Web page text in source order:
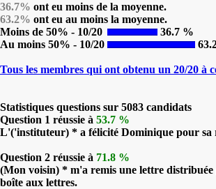
36.7% ont eu moins de la moyenne.
63.2% ont eu au moins la moyenne.
Moins de 50% - 10/20
36.7 %
Au moins 50% - 10/20
Tous les membres qui ont obtenu un 20/20 à
Statistiques questions sur 5083 candidats
Question 1 réussie à 53.7 %
L'('instituteur) * a félicité Dominique pour sa
Question 2 réussie à 71.8 %
(Mon voisin) * m'a remis une lettre
boîte aux lettres.